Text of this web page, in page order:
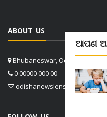
ଆପଣ
ABOUT US
Bhubaneswar, Odisha, India
0 00000 000 00
odishanewslens@gmail.com